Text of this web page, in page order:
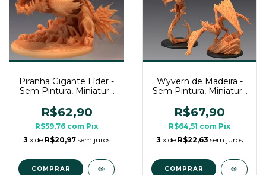
Piranha Gigante Líder -
Sem Pintura, Miniatura
Mesa
R$62,90
R$59,76 com Pix
3 x de R$20,97 sem juros
COMPRAR
Wyvern de Madeira -
Sem Pintura, Miniatura
de Mesa
R$67,90
R$64,51 com Pix
3 x de R$22,63 sem juros
COMPRAR